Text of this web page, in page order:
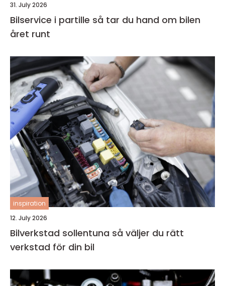
31. July 2026
Bilservice i partille så tar du hand om bilen
året runt
inspiration
12. July 2026
Bilverkstad sollentuna så väljer du rätt
verkstad för din bil